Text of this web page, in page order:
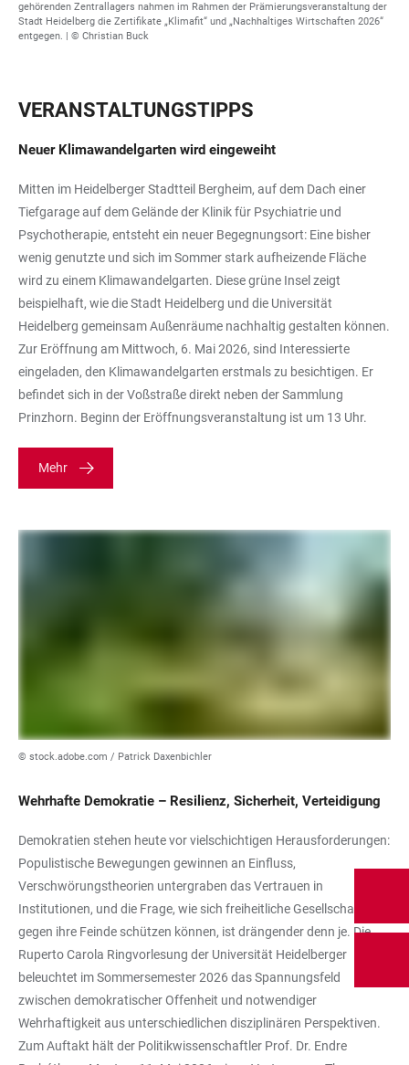
gehörenden Zentrallagers nahmen im Rahmen der Prämierungsveranstaltung der
Stadt Heidelberg die Zertifikate „Klimafit“ und „Nachhaltiges Wirtschaften 2026“
entgegen. | © Christian Buck
VERANSTALTUNGSTIPPS
Neuer Klimawandelgarten wird eingeweiht
Mitten im Heidelberger Stadtteil Bergheim, auf dem Dach einer
Tiefgarage auf dem Gelände der Klinik für Psychiatrie und
Psychotherapie, entsteht ein neuer Begegnungsort: Eine bisher
wenig genutzte und sich im Sommer stark aufheizende Fläche
wird zu einem Klimawandelgarten. Diese grüne Insel zeigt
beispielhaft, wie die Stadt Heidelberg und die Universität
Heidelberg gemeinsam Außenräume nachhaltig gestalten können.
Zur Eröffnung am Mittwoch, 6. Mai 2026, sind Interessierte
eingeladen, den Klimawandelgarten erstmals zu besichtigen. Er
befindet sich in der Voßstraße direkt neben der Sammlung
Prinzhorn. Beginn der Eröffnungsveranstaltung ist um 13 Uhr.
Mehr
© stock.adobe.com / Patrick Daxenbichler
Wehrhafte Demokratie – Resilienz, Sicherheit, Verteidigung
Demokratien stehen heute vor vielschichtigen Herausforderungen:
Populistische Bewegungen gewinnen an Einfluss,
Verschwörungstheorien untergraben das Vertrauen in
Institutionen, und die Frage, wie sich freiheitliche Gesellschaften
gegen ihre Feinde schützen können, ist drängender denn je. Die
Ruperto Carola Ringvorlesung der Universität Heidelberger
beleuchtet im Sommersemester 2026 das Spannungsfeld
zwischen demokratischer Offenheit und notwendiger
Wehrhaftigkeit aus unterschiedlichen disziplinären Perspektiven.
Zum Auftakt hält der Politikwissenschaftler Prof. Dr. Endre